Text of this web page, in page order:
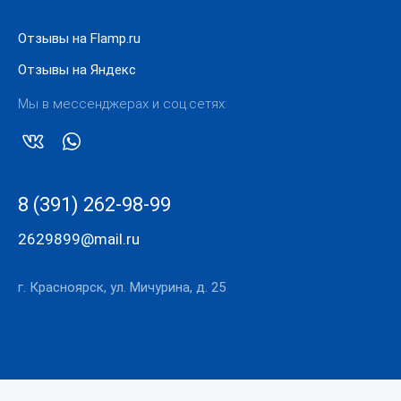
Отзывы на Flamp.ru
Отзывы на Яндекс
Мы в мессенджерах и соц.сетях:
8 (391) 262-98-99
2629899@mail.ru
г. Красноярск, ул. Мичурина, д. 25